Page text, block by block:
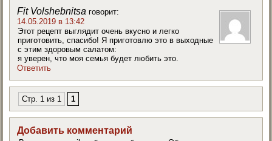
Fit Volshebnitsa говорит:
14.05.2019 в 13:42
Этот рецепт выглядит очень вкусно и легко
приготовить, спасибо! Я приготовлю это в выходные
с этим здоровым салатом:
я уверен, что моя семья будет любить это.
Ответить
Стр. 1 из 1 1
Добавить комментарий